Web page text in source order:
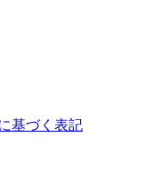
基づく表記